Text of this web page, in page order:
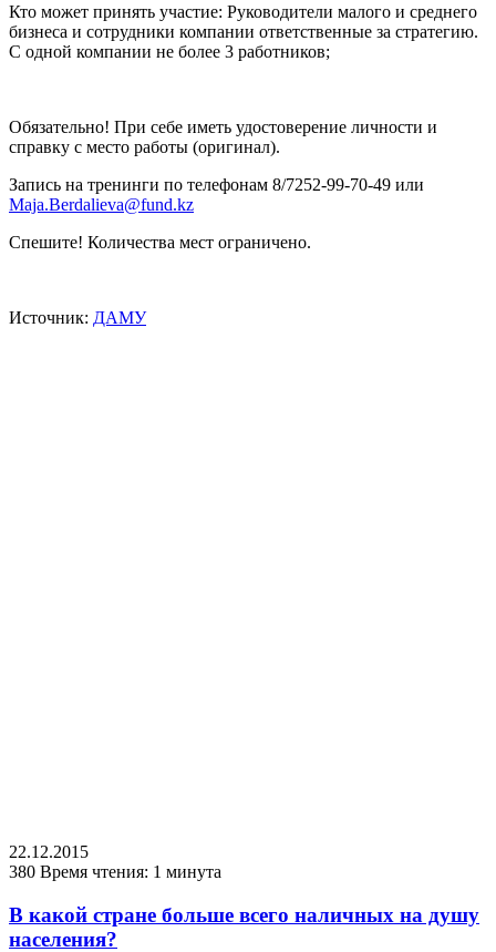
Кто может принять участие: Руководители малого и среднего
бизнеса и сотрудники компании ответственные за стратегию.
С одной компании не более 3 работников;
Обязательно! При себе иметь удостоверение личности и
справку с место работы (оригинал).
Запись на тренинги по телефонам 8/7252-99-70-49 или
Maja.Berdalieva@fund.kz
Спешите! Количества мест ограничено.
Источник: ДАМУ
22.12.2015
380 Время чтения: 1 минута
В какой стране больше всего наличных на душу
населения?